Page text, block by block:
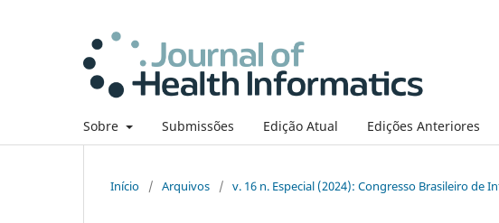
Sobre Submissões Edição Atual Edições Anteriores
Início / Arquivos / v. 16 n. Especial (2024): Congresso Brasileiro de